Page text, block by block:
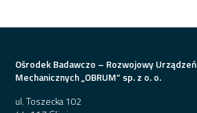
Ośrodek Badawczo – Rozwojowy Urządzeń
Mechanicznych „OBRUM” sp. z o. o.
ul. Toszecka 102